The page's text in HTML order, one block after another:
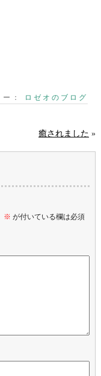
ー： ロゼオのブログ
癒されました »
※ が付いている欄は必須